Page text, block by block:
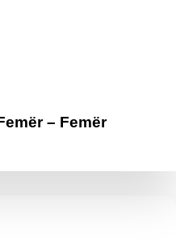
– Femër